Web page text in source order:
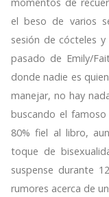
momentos de
el beso de varios
sesión de cócteles
pasado de Emily/
donde nadie es
manejar, no hay
buscando el
80% fiel al libro,
toque de
suspense durante
rumores acerca de